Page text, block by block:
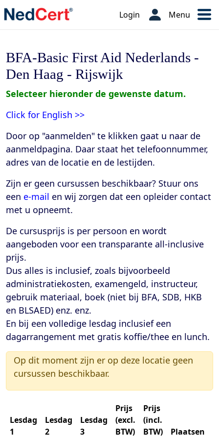
Login Menu
BFA-Basic First Aid Nederlands -
Den Haag - Rijswijk
Selecteer hieronder de gewenste datum.
Click for English >>
Door op "aanmelden" te klikken gaat u naar de
aanmeldpagina. Daar staat het telefoonnummer,
adres van de locatie en de lestijden.
Zijn er geen cursussen beschikbaar? Stuur ons
een e-mail en wij zorgen dat een opleider contact
met u opneemt.
De cursusprijs is per persoon en wordt
aangeboden voor een transparante all-inclusive
prijs.
Dus alles is inclusief, zoals bijvoorbeeld
administratiekosten, examengeld, instructeur,
gebruik materiaal, boek (niet bij BFA, SDB, HKB
en BLSAED) enz. enz.
En bij een volledige lesdag inclusief een
dagarrangement met gratis koffie/thee en lunch.
Op dit moment zijn er op deze locatie geen
cursussen beschikbaar.
Lesdag
1
Lesdag
2
Lesdag
3
Prijs
(excl.
BTW)
Prijs
(incl.
BTW)
Plaatsen